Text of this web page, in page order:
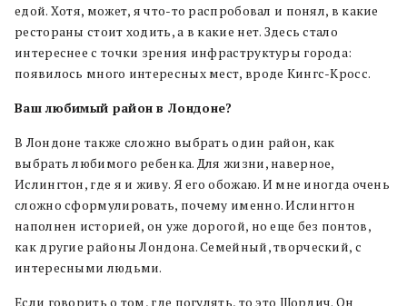
едой. Хотя, может, я что-то распробовал и понял, в какие
рестораны стоит ходить, а в какие нет. Здесь стало
интереснее с точки зрения инфраструктуры города:
появилось много интересных мест, вроде Кингс-Кросс.
Ваш любимый район в Лондоне?
В Лондоне также сложно выбрать один район, как
выбрать любимого ребенка. Для жизни, наверное,
Ислингтон, где я и живу. Я его обожаю. И мне иногда очень
сложно сформулировать, почему именно. Ислингтон
наполнен историей, он уже дорогой, но еще без понтов,
как другие районы Лондона. Семейный, творческий, с
интересными людьми.
Если говорить о том, где погулять, то это Шордич. Он